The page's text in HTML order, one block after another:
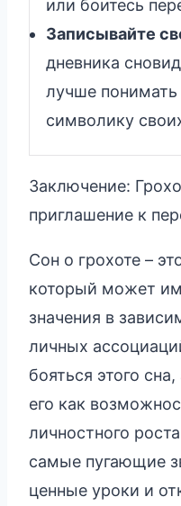
или боитесь
Записывайте
дневника
лучше
символику
Заключение:
приглашение к
Сон о грохоте –
который может
значения в
личных
бояться этого
его как
личностного
самые пугающие
ценные уроки и